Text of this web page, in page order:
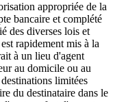
appropriée de la
bancaire et complété
des diverses lois et
rapidement mis à la
à un lieu d'agent
au domicile ou au
limitées
du destinataire dans le